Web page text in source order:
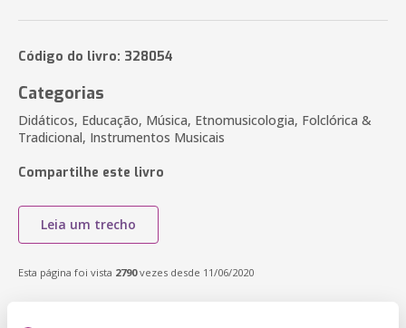
Código do livro: 328054
Categorias
Didáticos, Educação, Música, Etnomusicologia, Folclórica &
Tradicional, Instrumentos Musicais
Compartilhe este livro
Leia um trecho
Esta página foi vista 2790vezes desde 11/06/2020